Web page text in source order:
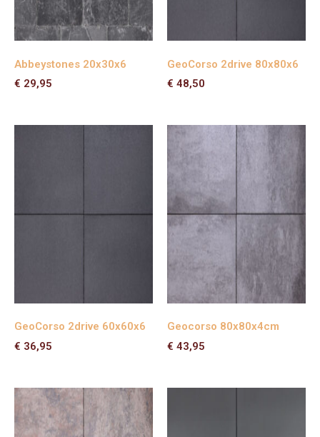
Abbeystones 20x30x6
€ 29,95
GeoCorso 2drive 80x80x6
€ 48,50
GeoCorso 2drive 60x60x6
€ 36,95
Geocorso 80x80x4cm
€ 43,95